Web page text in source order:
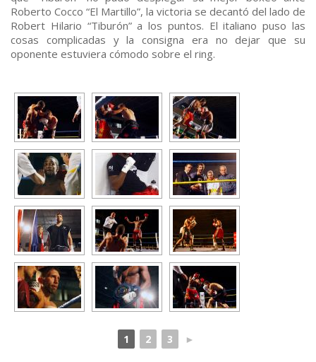
Roberto Cocco “El Martillo”, la victoria se decantó del lado de
Robert Hilario “Tiburón” a los puntos. El italiano puso las
cosas complicadas y la consigna era no dejar que su
oponente estuviera cómodo sobre el ring.
1 2 3 ►